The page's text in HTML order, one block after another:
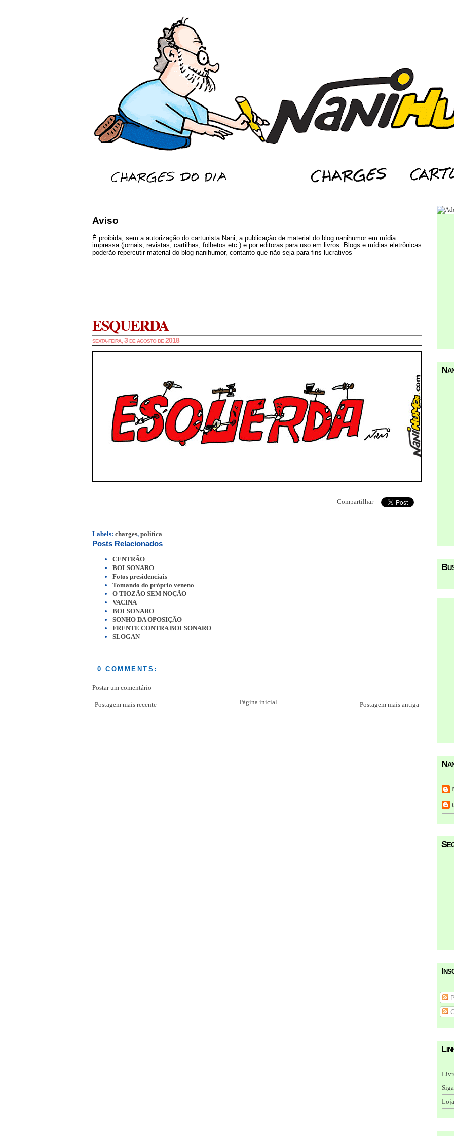
Aviso
É proibida, sem a autorização do cartunista Nani, a publicação de material do blog nanihumor em mídia
impressa (jornais, revistas, cartilhas, folhetos etc.) e por editoras para uso em livros. Blogs e mídias eletrônicas
poderão repercutir material do blog nanihumor, contanto que não seja para fins lucrativos
ESQUERDA
sexta-feira, 3 de agosto de 2018
Compartilhar
Labels: charges, politica
Posts Relacionados
CENTRÃO
BOLSONARO
Fotos presidenciais
Tomando do próprio veneno
O TIOZÃO SEM NOÇÃO
VACINA
BOLSONARO
SONHO DA OPOSIÇÃO
FRENTE CONTRA BOLSONARO
SLOGAN
0 COMMENTS:
Postar um comentário
Postagem mais recente Postagem mais antiga
Página inicial